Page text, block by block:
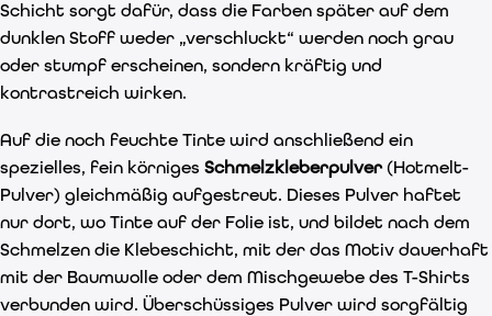
Schicht sorgt dafür, dass die Farben später auf dem
dunklen Stoff weder „verschluckt“ werden noch grau
oder stumpf erscheinen, sondern kräftig und
kontrastreich wirken.
Auf die noch feuchte Tinte wird anschließend ein
spezielles, fein körniges Schmelzkleberpulver(Hotmelt-
Pulver) gleichmäßig aufgestreut. Dieses Pulver haftet
nur dort, wo Tinte auf der Folie ist, und bildet nach dem
Schmelzen die Klebeschicht, mit der das Motiv dauerhaft
mit der Baumwolle oder dem Mischgewebe des T-Shirts
verbunden wird. Überschüssiges Pulver wird sorgfältig